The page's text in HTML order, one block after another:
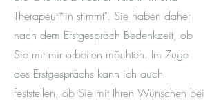
Fachkraft für Tier- und Naturgestützte
Intervention (Tiergestützte Pädagogik/
Tiergestützte Psychotherapie)
Psychotherapeutisches Propädeutikum
HoPP Institut Wien
Bachelor of Education
Therapeut*in stimmt". Sie haben daher
nach dem Erstgespräch Bedenkzeit, ob
Sie mit mir arbeiten möchten. Im Zuge
des Erstgesprächs kann ich auch
feststellen, ob Sie mit Ihren Wünschen bei